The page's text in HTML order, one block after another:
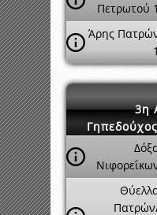
Πετρωτού 1
Άρης
1
3η
Γηπεδούχος